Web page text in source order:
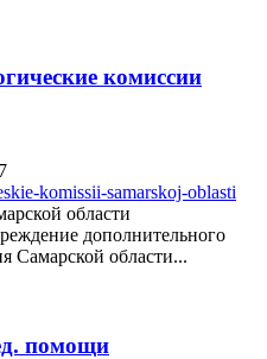
комиссии
области
дополнительного
Самарской области...
помощи